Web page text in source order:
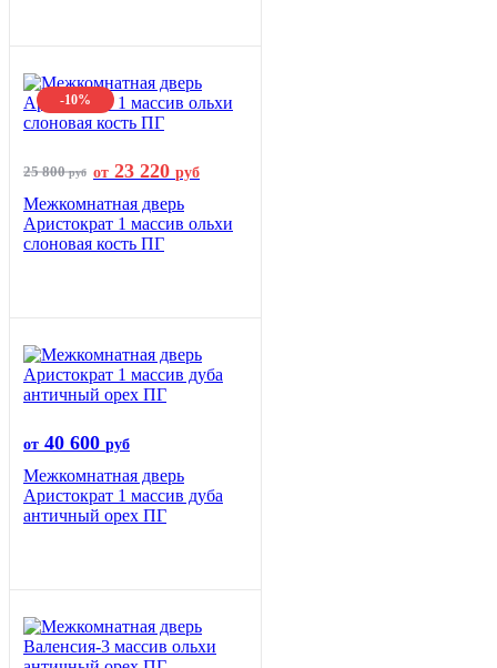
-10%
25 800руб от 23 220 руб
Межкомнатная дверь
Аристократ 1 массив ольхи
слоновая кость ПГ
от 40 600 руб
Межкомнатная дверь
Аристократ 1 массив дуба
античный орех ПГ